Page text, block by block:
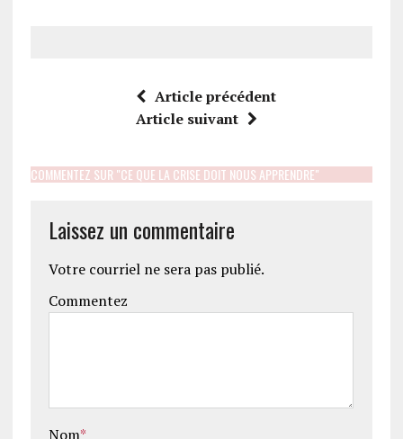
districts : me suis tanné.Article précédent
Article suivant
COMMENTEZ SUR "CE QUE LA CRISE DOIT NOUS APPRENDRE"
Laissez un commentaire
Votre courriel ne sera pas publié.
Commentez
Nom*